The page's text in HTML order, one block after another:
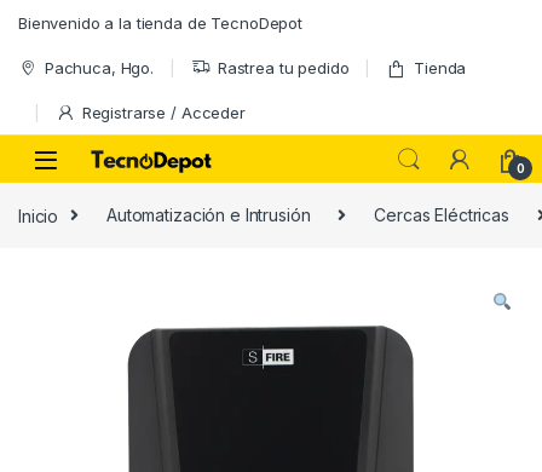
Bienvenido a la tienda de TecnoDepot
Pachuca, Hgo. Rastrea tu pedido Tienda
Registrarse / Acceder
0
Inicio Automatización e Intrusión Cercas Eléctricas